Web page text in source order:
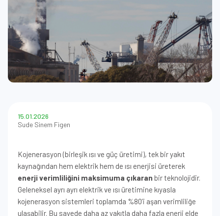
15.01.2026
Sude Sinem Figen
Kojenerasyon (birleşik ısı ve güç üretimi), tek bir yakıt
kaynağından hem elektrik hem de ısı enerjisi üreterek
enerji verimliliğini maksimuma çıkaran bir teknolojidir.
Geleneksel ayrı ayrı elektrik ve ısı üretimine kıyasla
kojenerasyon sistemleri toplamda %80’i aşan verimliliğe
ulaşabilir. Bu sayede daha az yakıtla daha fazla enerji elde